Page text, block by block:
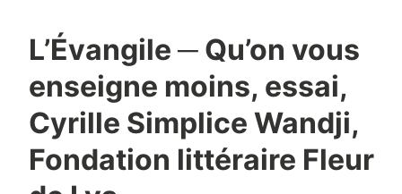
L’Évangile ─ Qu’on vous
enseigne moins, essai,
Cyrille Simplice Wandji,
Fondation littéraire Fleur